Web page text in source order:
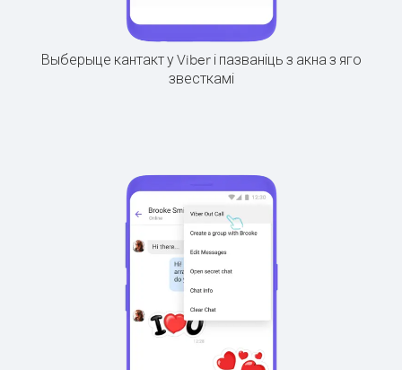
Выберыце кантакт у Viber і пазваніць з акна з яго
звесткамі